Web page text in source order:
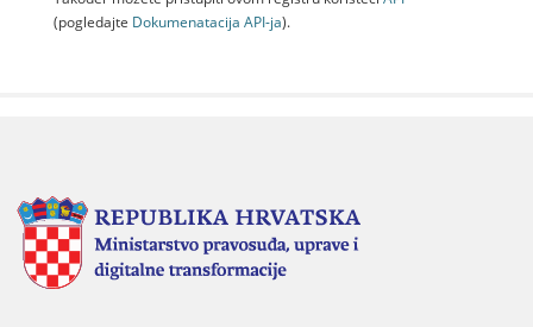
(pogledajte Dokumenаtаcijа API-jа).